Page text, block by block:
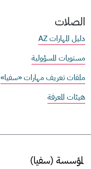
الصلات
دليل المهارات AZ
مستويات المسؤولية
ملفات تعريف مهارات «سفيا»
هيئات المعرفة
لمؤسسة (سفيا)